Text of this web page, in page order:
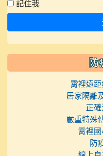
記住我
防
霄裡遠
居家隔離
正
嚴重特殊
霄裡
防